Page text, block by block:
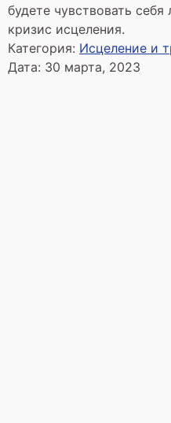
будете чувствовать
кризис исцеления.
Категория: Исцеление и
Дата: 30 марта, 2023